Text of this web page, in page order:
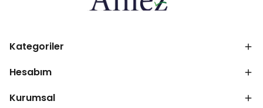
Kategoriler
Hesabım
Kurumsal